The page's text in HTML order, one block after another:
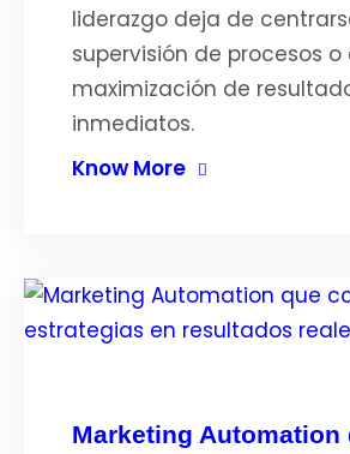
liderazgo deja de
supervisión de procesos o
maximización de
inmediatos.
Know More
Marketing Automation